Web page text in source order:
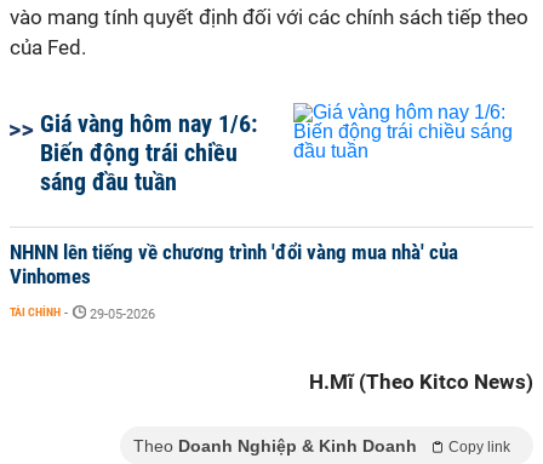
vào mang tính quyết định đối với các chính sách tiếp theo
của Fed.
Giá vàng hôm nay 1/6:
Biến động trái chiều
sáng đầu tuần
NHNN lên tiếng về chương trình 'đổi vàng mua nhà' của
Vinhomes
TÀI CHÍNH - 29-05-2026
H.Mĩ (Theo Kitco News)
Theo Doanh Nghiệp & Kinh Doanh Copy link